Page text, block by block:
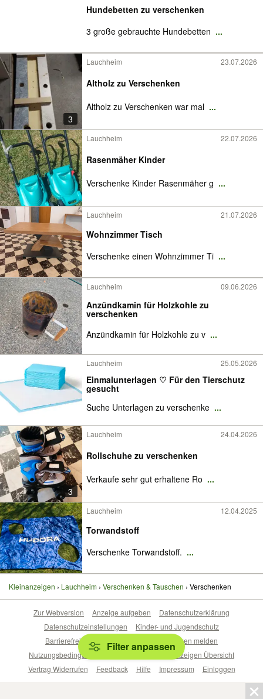
Hundebetten zu verschenken
3 große gebrauchte Hundebetten ...
3
Lauchheim 23.07.2026
Altholz zu Verschenken
Altholz zu Verschenken war mal ...
Lauchheim 22.07.2026
Rasenmäher Kinder
Verschenke Kinder Rasenmäher g ...
Lauchheim 21.07.2026
Wohnzimmer Tisch
Verschenke einen Wohnzimmer Ti ...
Lauchheim 09.06.2026
Anzündkamin für Holzkohle zu
verschenken
Anzündkamin für Holzkohle zu v ...
Lauchheim 25.05.2026
Einmalunterlagen ♡ Für den Tierschutz
gesucht
Suche Unterlagen zu verschenke ...
3
Lauchheim 24.04.2026
Rollschuhe zu verschenken
Verkaufe sehr gut erhaltene Ro ...
Lauchheim 12.04.2025
Torwandstoff
Verschenke Torwandstoff. ...
Kleinanzeigen Lauchheim Verschenken & Tauschen Verschenken
Filter anpassen
Zur Webversion Anzeige aufgeben
Datenschutzerklärung
Datenschutzeinstellungen
Kinder- und Jugendschutz
Barrierefreiheitserklärung
Sicherheitslücken melden
Nutzungsbedingungen
Beliebte Suchen
Anzeigen Übersicht
Vertrag Widerrufen
Feedback Hilfe Impressum Einloggen